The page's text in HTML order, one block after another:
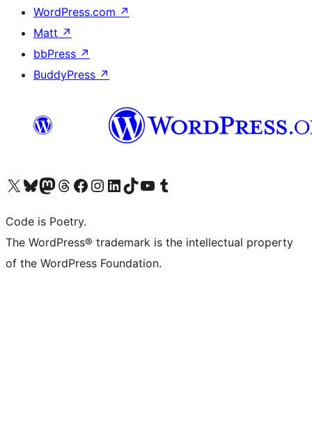
WordPress.com ↗
Matt ↗
bbPress ↗
BuddyPress ↗
Bezoek ons X (voorheen Twitter) account
Bezoek onze Bluesky account
Bezoek ons Mastodon account
Bezoek onze Threads account
Onze Facebookpagina bezoeken
Bezoek onze Instagram account
Bezoek onze LinkedIn account
Bezoek onze TikTok account
Bezoek ons YouTube kanaalBezoek onze Tumblr account
Code is Poetry.
The WordPress® trademark is the intellectual property
of the WordPress Foundation.